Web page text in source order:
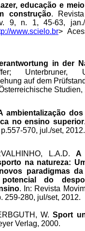
educação e
construção.
9, n. 1, 45-63, jan./
www.scielo.br>
in der
auf dem
Studien,
ambientalização dos
no ensino superior
570, jul./set, 2012.
L.A.D.A
na natureza:
paradigmas da
do
. In: Revista
259-280, jul/set, 2012.
W.Sport
Verlag, 2000.